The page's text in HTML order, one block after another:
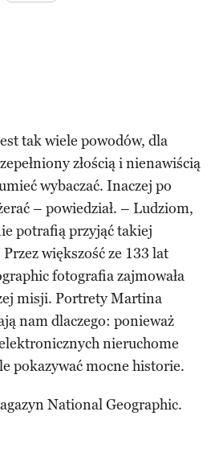
tak wiele powodów, dla
złością i nienawiścią
wybaczać. Inaczej po
– powiedział. – Ludziom,
potrafią przyjąć takiej
większość ze 133 lat
fotografia zajmowała
misji. Portrety Martina
nam dlaczego: ponieważ
nieruchome
pokazywać mocne historie.
National Geographic.